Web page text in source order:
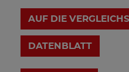
AUF DIE
DATENBLATT